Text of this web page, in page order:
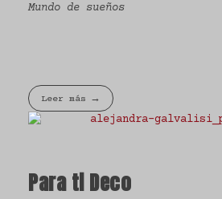
Mundo de sueños
Leer más
Para ti Deco